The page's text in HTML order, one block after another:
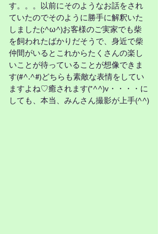
す。。。以前にそのようなお話をされ
ていたのでそのように勝手に解釈いた
しました(;^ω^)お客様のご実家でも柴
を飼われたばかりだそうで、身近で柴
仲間がいるとこれからたくさんの楽し
いことが待っていることが想像できま
す(#^.^#)どちらも素敵な表情をしてい
ますよね♡癒されます(*^^)v・・・・に
しても、本当、みんさん撮影が上手(^^)